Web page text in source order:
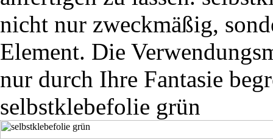
nicht nur zweckmäßig,
Element. Die
nur durch Ihre Fantasie
selbstklebefolie grün